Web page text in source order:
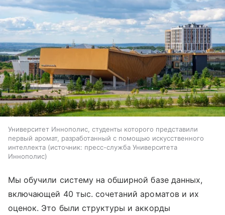
Университет Иннополис, студенты которого представили
первый аромат, разработанный с помощью искусственного
интеллекта
источник: пресс-служба Университета
Иннополис
Мы обучили систему на обширной базе данных,
включающей 40 тыс. сочетаний ароматов и их
оценок. Это были структуры и аккорды